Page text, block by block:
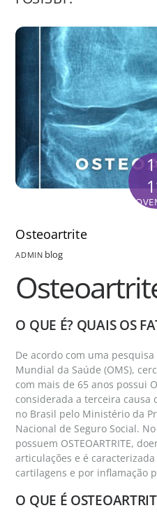
Osteoartrite
ADMIN blog
O QUE É? QUAIS OS
De acordo com uma
Mundial da Saúde (OMS),
com mais de 65 anos possui
considerada a terceira
no Brasil pelo Ministério da
Nacional de Seguro Social.
possuem OSTEOARTRITE,
articulações e é
cartilagens e por inflamação
O QUE É